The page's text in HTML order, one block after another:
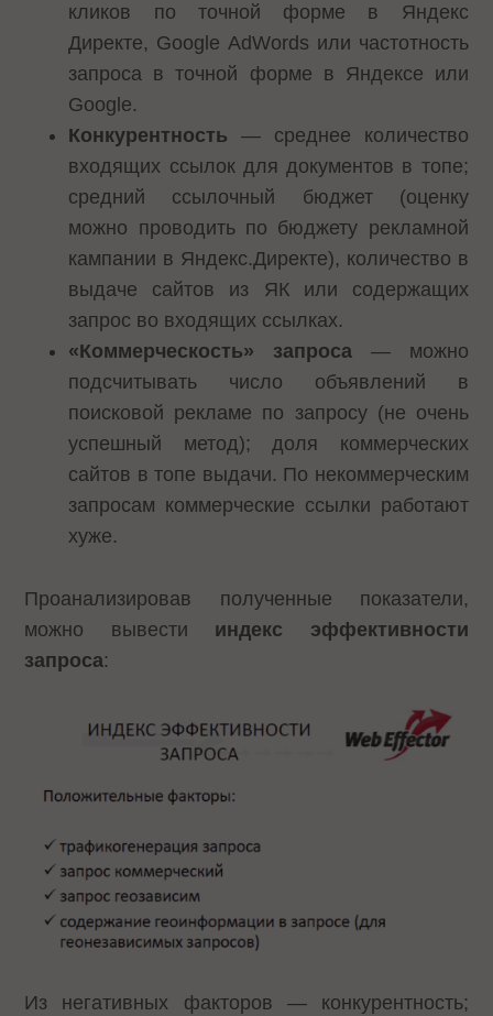
кликов по точной форме в Яндекс
Директе, Google AdWords или частотность
запроса в точной форме в Яндексе или
Google.
Конкурентность— среднее количество
входящих ссылок для документов в топе;
средний ссылочный бюджет (оценку
можно проводить по бюджету рекламной
кампании в Яндекс.Директе), количество в
выдаче сайтов из ЯК или содержащих
запрос во входящих ссылках.
«Коммерческость» запроса — можно
подсчитывать число объявлений в
поисковой рекламе по запросу (не очень
успешный метод); доля коммерческих
сайтов в топе выдачи. По некоммерческим
запросам коммерческие ссылки работают
хуже.
Проанализировав полученные показатели,
можно вывести индекс эффективности
запроса:
Из негативных факторов — конкурентность;